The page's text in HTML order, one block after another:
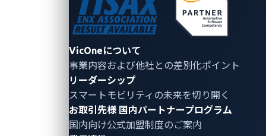
VicOneについて
事業内容および他社との差別化ポイント
リーダーシップ
スマートモビリティの未来を切り開く
お取引先様 国内パートナープログラム
国内向け公式加盟制度のご案内
ゼロとして単にマークするだけです。しかし、この推
測的実行が後に誤った予測であった場合、CPUはゼロ
フラグを解除し、レジスタを元の位置に戻すことで元
に戻ります。問題は、レジスタが固定された物理位置
に割り当てられていないため、元の位置が他のレジス
タによって使用されている可能性がある点です。